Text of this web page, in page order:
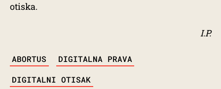
otiska.
I.P.
ABORTUS DIGITALNA PRAVA
DIGITALNI OTISAK